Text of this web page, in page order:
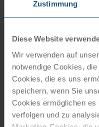
Zustimmung
Diese Website
Wir verwenden auf
notwendige Cookies,
Cookies, die es uns
speichern, wenn Sie
Cookies ermöglichen
verfolgen und zu
Give the
moments!
With a
perfect
ORDER